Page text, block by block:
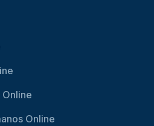
Online